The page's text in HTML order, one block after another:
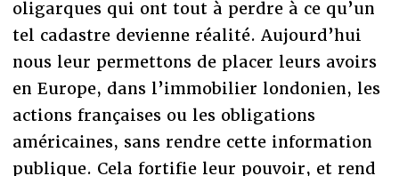
oligarques qui ont tout à perdre à ce qu’un
tel cadastre devienne réalité. Aujourd’hui
nous leur permettons de placer leurs avoirs
en Europe, dans l’immobilier londonien, les
actions françaises ou les obligations
américaines, sans rendre cette information
publique. Cela fortifie leur pouvoir, et rend